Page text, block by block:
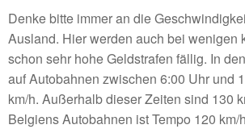
Denke bitte immer an die
Ausland. Hier werden auch bei wenigen
schon sehr hohe Geldstrafen fällig. In
auf Autobahnen zwischen 6:00 Uhr und
km/h. Außerhalb dieser Zeiten sind 130
Belgiens Autobahnen ist Tempo 120 km/